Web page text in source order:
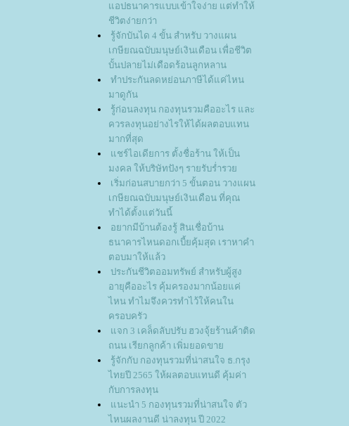
อปธนาคารแบบเข้าใจง่าย แต่ทำให้
ชีวิตง่ายกว่า
รู้จักบันได 4 ขั้น สำหรับ วางแผน
เกษียณฉบับมนุษย์เงินเดือน เพื่อชีวิต
บั้นปลายไม่เดือดร้อนลูกหลาน
ทำประกันลดหย่อนภาษีได้แค่ไหน
มาดูกัน
รู้ก่อนลงทุน กองทุนรวมคืออะไร และ
ควรลงทุนอย่างไรให้ได้ผลตอบแทน
มากที่สุด
ชร์ไอเดียการ ตั้งชื่อร้าน ให้เป็น
มงคล ให้บริษัทปังๆ รายรับร่ำรว
เริ่มก่อนสบายกว่า 5 ขั้นตอน วางแผน
เกษียณฉบับมนุษย์เงินเดือน ที่คุณ
ทำได้ตั้งแต่วันนี้
อยากมีบ้านต้องรู้ สินเชื่อบ้าน
ธนาคารไหนดอกเบี้ยคุ้มสุด เราหาคำ
ตอบมาให้แล้ว
ประกันชีวิตออมทรัพย์ สำหรับผู้สูง
อายุคืออะไร คุ้มครองมากน้อยแค่
ไหน ทำไมจึงควรทำไว้ให้คนใน
ครอบครัว
จก 3 เคล็ดลับปรับ ฮวงจุ้ยร้านค้าติด
ถนน เรียกลูกค้า เพิ่มยอดขา
รู้จักกับ กองทุนรวมที่น่าสนใจ ธ.กรุง
ไทยปี 2565 ให้ผลตอบแทนดี คุ้มค่า
กับการลงทุน
นะนำ 5 กองทุนรวมที่น่าสนใจ ตัว
ไหนผลงานดี น่าลงทุน ปี 2022